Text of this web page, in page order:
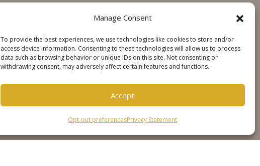
Manage Consent
To provide the best experiences, we use technologies like cookies to store and/or
access device information. Consenting to these technologies will allow us to process
data such as browsing behavior or unique IDs on this site. Not consenting or
withdrawing consent, may adversely affect certain features and functions.
Accept
Opt-out preferencesPrivacy Statement
Steinweg Online
SOCIALS